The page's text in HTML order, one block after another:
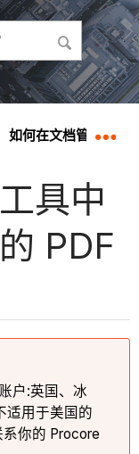
如何在文档管理工具
具中
PDF
户:英国、冰
适用于美国的
你的 Procore